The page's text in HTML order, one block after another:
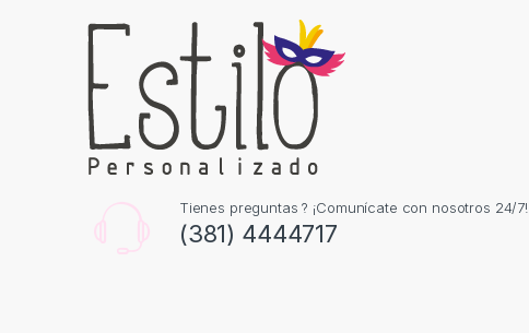
Tienes preguntas ? ¡Comunícate con nosotros 24/7!
(381) 4444717